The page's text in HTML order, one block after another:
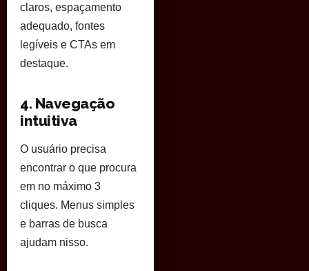
claros, espaçamento
adequado, fontes
legíveis e CTAs em
destaque.
4. Navegação
intuitiva
O usuário precisa
encontrar o que procura
em no máximo 3
cliques. Menus simples
e barras de busca
ajudam nisso.